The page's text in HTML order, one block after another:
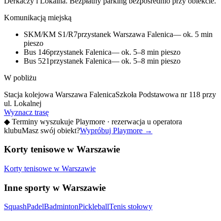
Komunikacją miejską
SKM/KM S1/R7przystanek Warszawa Falenica— ok. 5 min
pieszo
Bus 146przystanek Falenica— ok. 5–8 min pieszo
Bus 521przystanek Falenica— ok. 5–8 min pieszo
W pobliżu
Stacja kolejowa Warszawa FalenicaSzkoła Podstawowa nr 118 przy
ul. Lokalnej
Wyznacz trasę
◆ Terminy wyszukuje Playmore · rezerwacja u operatora
klubuMasz swój obiekt?Wypróbuj Playmore →
Korty tenisowe w Warszawie
Korty tenisowe w Warszawie
Inne sporty w Warszawie
SquashPadelBadmintonPickleballTenis stołowy